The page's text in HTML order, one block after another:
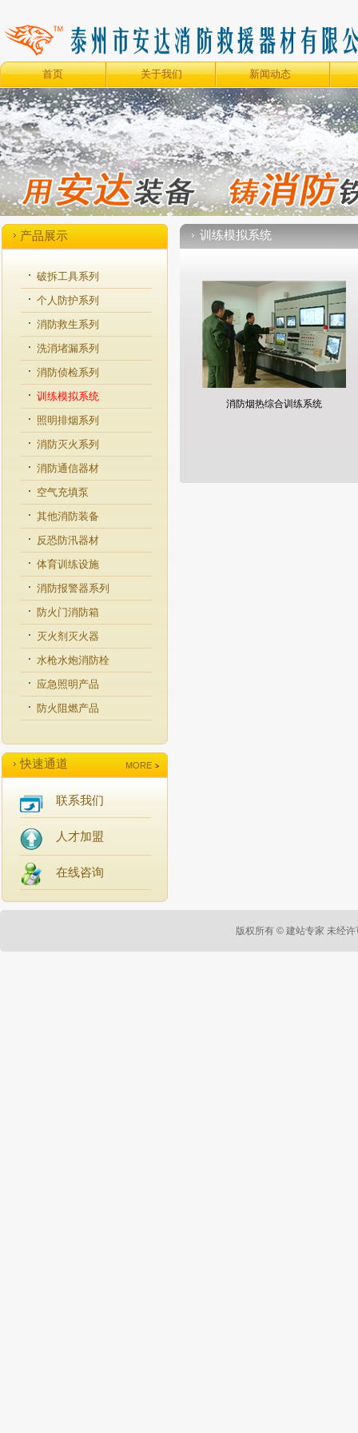
首页 关于我们 新闻动态
产品展示
破拆工具系列
个人防护系列
消防救生系列
洗消堵漏系列
消防侦检系列
训练模拟系统
照明排烟系列
消防灭火系列
消防通信器材
空气充填泵
其他消防装备
反恐防汛器材
体育训练设施
消防报警器系列
防火门消防箱
灭火剂灭火器
水枪水炮消防栓
应急照明产品
防火阻燃产品
MORE
快速通道
联系我们
人才加盟
在线咨询
训练模拟系统
消防烟热综合训练系统
版权所有 © 建站专家 未经